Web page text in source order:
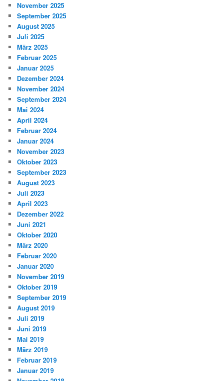
November 2025
September 2025
August 2025
Juli 2025
März 2025
Februar 2025
Januar 2025
Dezember 2024
November 2024
September 2024
Mai 2024
April 2024
Februar 2024
Januar 2024
November 2023
Oktober 2023
September 2023
August 2023
Juli 2023
April 2023
Dezember 2022
Juni 2021
Oktober 2020
März 2020
Februar 2020
Januar 2020
November 2019
Oktober 2019
September 2019
August 2019
Juli 2019
Juni 2019
Mai 2019
März 2019
Februar 2019
Januar 2019